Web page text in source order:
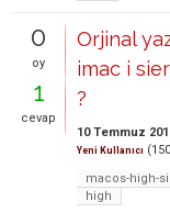
0
oy
1
cevap
Orjinal
imac i
?
10 Temmuz
Yeni Kullanıcı (150
macos-high-
high